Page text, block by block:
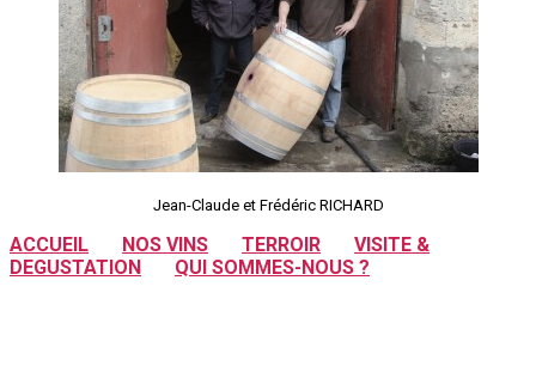
Jean-Claude et Frédéric RICHARD
ACCUEIL NOS VINS TERROIR
VISITE &
DEGUSTATION
QUI SOMMES-NOUS ?